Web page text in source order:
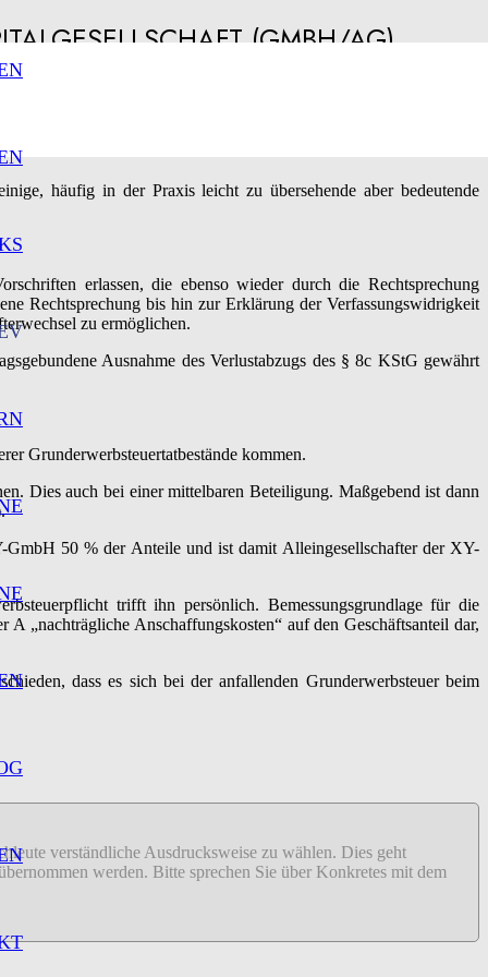
(GMBH/AG)
häufig in der Praxis leicht zu übersehende aber bedeutende
erlassen, die ebenso wieder durch die Rechtsprechung
Rechtsprechung bis hin zur Erklärung der Verfassungswidrigkeit
zu ermöglichen.
Ausnahme des Verlustabzugs des § 8c KStG gewährt
Grunderwerbsteuertatbestände kommen.
Dies auch bei einer mittelbaren Beteiligung. Maßgebend ist dann
50 % der Anteile und ist damit Alleingesellschafter der XY-
trifft ihn persönlich. Bemessungsgrundlage für die
„nachträgliche Anschaffungskosten“ auf den Geschäftsanteil dar,
dass es sich bei der anfallenden Grunderwerbsteuer beim
verständliche Ausdrucksweise zu wählen. Dies geht
werden. Bitte sprechen Sie über Konkretes mit dem